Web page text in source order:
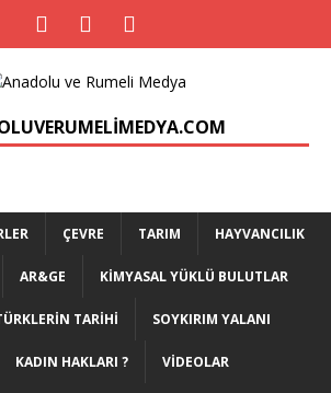
ÇEVRE TARIM HAYVANCILIK
AR&GE KIMYASAL YÜKLÜ BULUTLAR
TARIHI SOYKIRIM YALANI
KADIN HAKLARI ? VIDEOLAR